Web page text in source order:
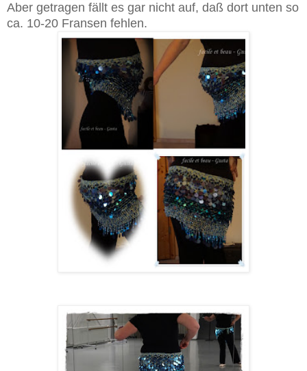
Aber getragen fällt es gar nicht auf, daß dort unten so
ca. 10-20 Fransen fehlen.